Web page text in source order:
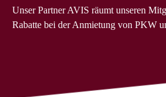
Unser Partner AVIS räumt unseren
Rabatte bei der Anmietung von PKW